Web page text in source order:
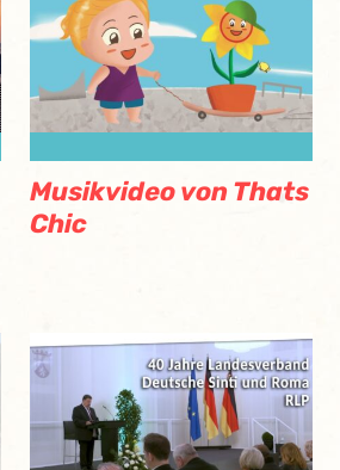
Musikvideo von Thats
Chic